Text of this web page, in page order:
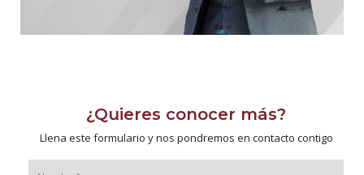
¿Quieres conocer más?
Llena este formulario y nos pondremos en contacto contigo